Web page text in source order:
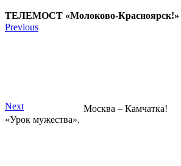
ТЕЛЕМОСТ «Молоково-Красноярск!»
Previous
Москва – Камчатка!
«Урок мужества».
Next